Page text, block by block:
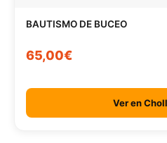
BAUTISMO DE BUCEO
65,00€
Ver en